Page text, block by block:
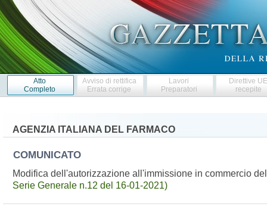
Atto
Completo
Avviso di rettifica
Errata corrige
Lavori
Preparatori
Direttive
recepite
AGENZIA ITALIANA DEL FARMACO
COMUNICATO
Modifica dell'autorizzazione all'immissione in commercio
Serie Generale n.12 del 16-01-2021)